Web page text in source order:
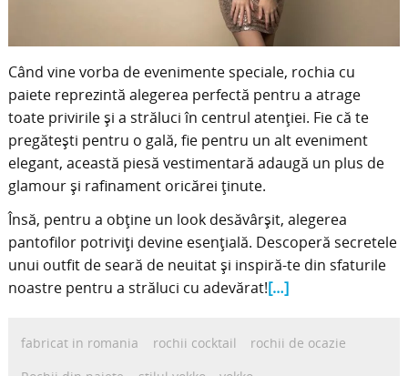
Când vine vorba de evenimente speciale, rochia cu
paiete reprezintă alegerea perfectă pentru a atrage
toate privirile și a străluci în centrul atenției. Fie că te
pregătești pentru o gală, fie pentru un alt eveniment
elegant, această piesă vestimentară adaugă un plus de
glamour și rafinament oricărei ținute.
Însă, pentru a obține un look desăvârșit, alegerea
pantofilor potriviți devine esențială. Descoperă secretele
unui outfit de seară de neuitat și inspiră-te din sfaturile
noastre pentru a străluci cu adevărat![…]
fabricat in romania rochii cocktail
rochii de ocazie